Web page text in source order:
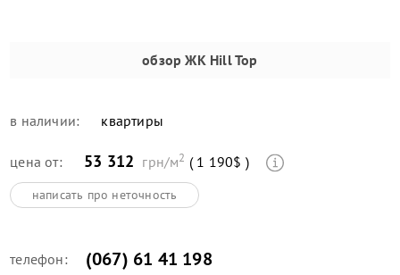
обзор ЖК Hill Top
в наличии: квартиры
цена от: 53 312 грн/м2 ( 1 190$ )
написать про неточность
телефон: (067) 61 41 198